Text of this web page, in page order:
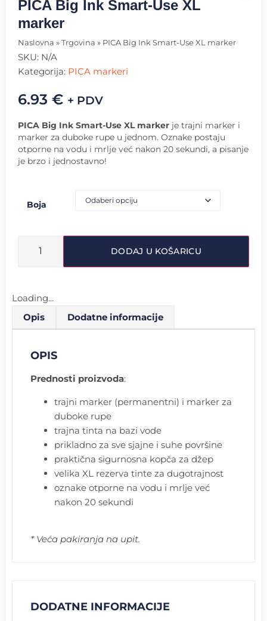
PICA Big Ink Smart-Use XL
marker
Naslovna » Trgovina » PICA Big Ink Smart-Use XL marker
SKU: N/A
Kategorija: PICA markeri
6.93 € + PDV
PICA Big Ink Smart-Use XL marker je trajni marker i
marker za duboke rupe u jednom. Oznake postaju
otporne na vodu i mrlje već nakon 20 sekundi, a pisanje
je brzo i jednostavno!
Boja
DODAJ U KOŠARICU
Loading...
Opis
Dodatne informacije
OPIS
Prednosti proizvoda:
trajni marker (permanentni) i marker za
duboke rupe
trajna tinta na bazi vode
prikladno za sve sjajne i suhe površine
praktična sigurnosna kopča za džep
velika XL rezerva tinte za dugotrajnost
oznake otporne na vodu i mrlje već
nakon 20 sekundi
* Veća pakiranja na upit.
DODATNE INFORMACIJE